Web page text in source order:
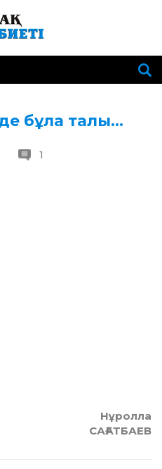
бұла талы…
1
Нұролла
САҒАТБАЕВ